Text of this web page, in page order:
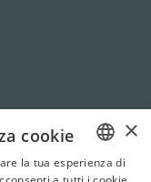
ITALIAN
×
cookie
la tua esperienza di